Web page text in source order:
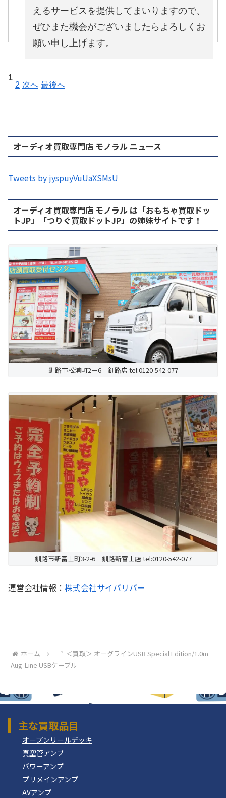
えるサービスを提供してまいりますので、
ぜひまた機会がございましたらよろしくお
願い申し上げます。
1
2 次へ 最後へ
オーディオ買取専門店 モノラル ニュース
Tweets by jyspuyVuUaXSMsU
オーディオ買取専門店 モノラル は「おもちゃ買取ドッ
トJP」「つりぐ買取ドットJP」の姉妹サイトです！
釧路市松浦町2－6 釧路店 tel:0120-542-077
釧路市新富士町3-2-6 釧路新富士店 tel:0120-542-077
運営会社情報： 株式会社サイバリバー
ホーム
＜買取＞ オーグラインUSB Special Edition/1.0m
Aug-Line USBケーブル
主な買取品目
オープンリールデッキ
真空管アンプ
パワーアンプ
プリメインアンプ
AVアンプ